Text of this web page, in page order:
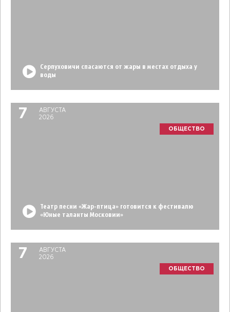
Серпуховичи спасаются от жары в местах отдыха у
воды
7
АВГУСТА
2026
ОБЩЕСТВО
Театр песни «Жар-птица» готовится к фестивалю
«Юные таланты Московии»
7
АВГУСТА
2026
ОБЩЕСТВО